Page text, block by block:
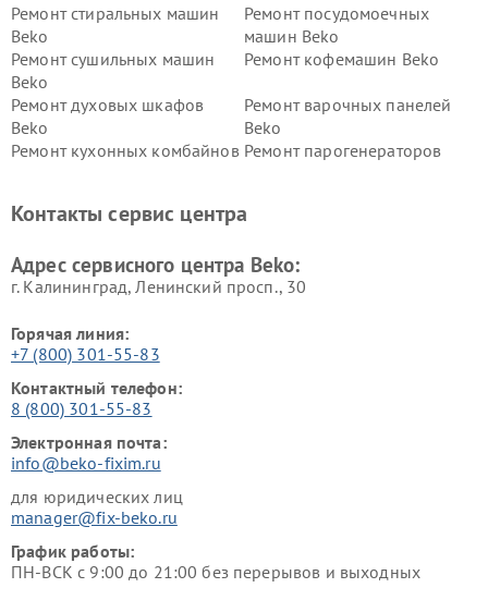
Ремонт стиральных машин
Beko
Ремонт посудомоечных
машин Beko
Ремонт сушильных машин
Beko
Ремонт кофемашин Beko
Ремонт духовых шкафов
Beko
Ремонт варочных панелей
Beko
Ремонт кухонных комбайнов Ремонт парогенераторов
Ремонт холодильников Beko Ремонт морозильных камер
Контакты сервис центра
Адрес сервисного центра Beko:
г. Калининград, Ленинский просп., 30
Горячая линия:
+7 (800) 301-55-83
Контактный телефон:
8 (800) 301-55-83
Электронная почта:
info@beko-fixim.ru
для юридических лиц
manager@fix-beko.ru
График работы:
ПН-ВСК с 9:00 до 21:00 без перерывов и выходных